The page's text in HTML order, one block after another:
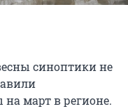
синоптики не
март в регионе.